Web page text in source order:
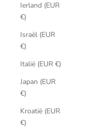
Ierland (EUR
€)
Israël (EUR
€)
Italië (EUR €)
Japan (EUR
€)
Kroatië (EUR
€)